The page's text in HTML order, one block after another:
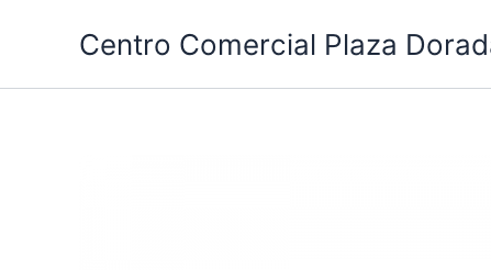
Centro Comercial Plaza